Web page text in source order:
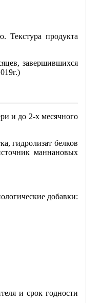
Текстура продукта
завершившихся
и до 2-х месячного
гидролизат белков
мaннановых
добавки:
и срок годности